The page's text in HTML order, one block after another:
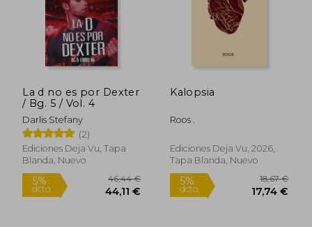
5%
dcto. 17,29 €
La d no es por Dexter
/ Bg. 5 / Vol. 4
Darlis Stefany
(2)
Ediciones Deja Vu, Tapa
Blanda, Nuevo
Kalopsia
Roos .
Ediciones Deja Vu, 2026,
Tapa Blanda, Nuevo